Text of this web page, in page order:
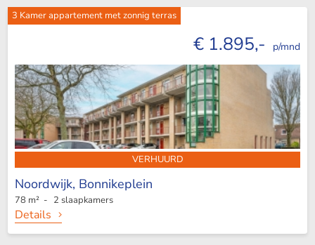
3 Kamer appartement met zonnig terras
€ 1.895,- p/mnd
VERHUURD
Noordwijk, Bonnikeplein
78 m² - 2 slaapkamers
Details